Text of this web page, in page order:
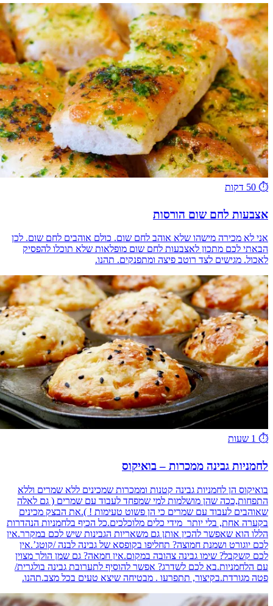
⏱️ 50 דקות
אצבעות לחם שום הורסות
אני לא מכירה מישהו שלא אוהב לחם שום. כולם אוהבים לחם שום. לכן
הבאתי לכם מתכון לאצבעות לחם שום מופלאות שלא תוכלו להפסיק
לאכול. מגישים לצד רוטב פיצה ומתפנקים. תהנו.
⏱️ 1 שעות
לחמניות גבינה ממכרות – בואיקוס
בואיקוס הן לחמניות גבינה קטנות וממכרות שמכינים ללא שמרים וללא
התפחות,ככה שהן מושלמות למי שמפחד לעבוד עם שמרים ( גם לאלה
שאוהבים לעבוד עם שמרים כי הן פשוט טעימות ! ).את הבצק מכינים
בקערה אחת, בלי יותר מידי כלים מלוכלכים.כל הכיף בלחמניות הנהדרות
הללו הוא שאפשר להכין אותן גם משאריות הגבינות שיש לכם במקרר.אין
לכם יוגורט ושמנת חמוצה? תחליפו בקופסא של גבינה לבנה /קוטג’.אין
לכם קשקבל? שימו גבינה צהובה במקום.אין חמאה? גם שמן הולך מצוין
עם הלחמניות.בא לכם לשדרג? אפשר להוסיף לתערובת גבינה בולגרית/
פטה מגורדת.בקיצור, תתפרעו . מבטיחה שיצא טעים בכל מצב.תהנו.